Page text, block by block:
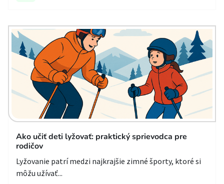
Ako učiť deti lyžovať: praktický sprievodca pre
rodičov
Lyžovanie patrí medzi najkrajšie zimné športy, ktoré si
môžu užívať...